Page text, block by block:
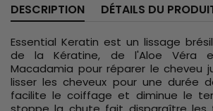
DESCRIPTION DÉTAILS DU
Essential Keratin est un lissage
de la Kératine, de l'Aloe Véra
Macadamia pour réparer le cheveu
lisser les cheveux pour une durée
facilite le coiffage et diminue le